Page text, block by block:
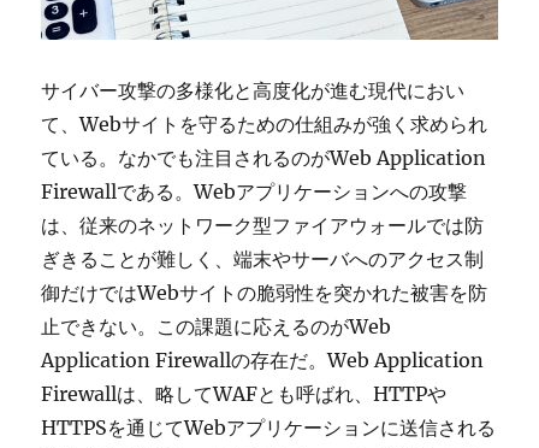
サイバー攻撃の多様化と高度化が進む現代におい
て、Webサイトを守るための仕組みが強く求められ
ている。 なかでも注目されるのがWeb Application
Firewallである。Webアプリケーションへの攻撃
は、従来のネットワーク型ファイアウォールでは防
ぎきることが難しく、端末やサーバへのアクセス制
御だけではWebサイトの脆弱性を突かれた被害を防
止できない。この課題に応えるのがWeb
Application Firewallの存在だ。Web Application
Firewallは、略してWAFとも呼ばれ、HTTPや
HTTPSを通じてWebアプリケーションに送信される